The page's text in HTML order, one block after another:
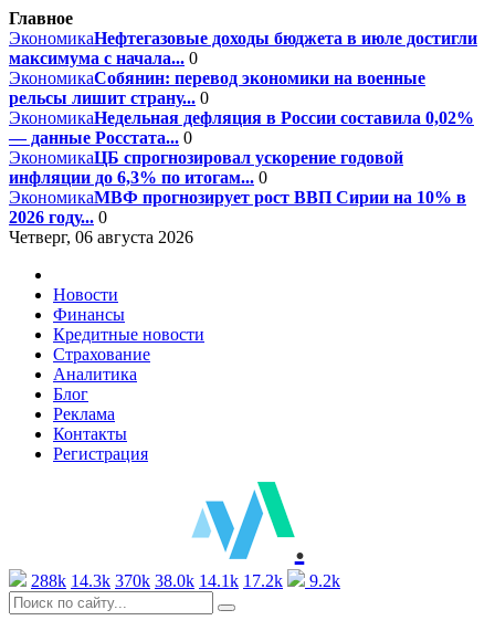
Главное
ЭкономикаНефтегазовые доходы бюджета в июле достигли
максимума с начала... 0
ЭкономикаСобянин: перевод экономики на военные
рельсы лишит страну... 0
ЭкономикаНедельная дефляция в России составила 0,02%
— данные Росстата... 0
ЭкономикаЦБ спрогнозировал ускорение годовой
инфляции до 6,3% по итогам... 0
ЭкономикаМВФ прогнозирует рост ВВП Сирии на 10% в
2026 году... 0
Четверг, 06 августа 2026
Новости
Финансы
Кредитные новости
Страхование
Аналитика
Блог
Реклама
Контакты
Регистрация
.
288k 14.3k 370k 38.0k 14.1k 17.2k 9.2k